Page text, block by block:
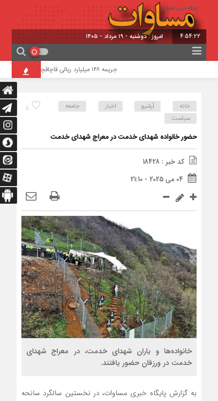
4:54:22 امروز : دوشنبه - ۱۹ مرداد - ۱۴۰۵
جریمه ۱۴۸ میلیارد ریالی قاچاقچیان شمش نقره در شبستر
5 خانه آرشیو اخبار
جامعه
سیاست
حضور خانواده شهدای خدمت در معراج شهدای خدمت
کد خبر : 18428
04 می 2025 - 21:10
خانواده‌ها و یاران شهدای خدمت، در معراج شهدای
خدمت در ورزقان حضور یافتند.
به گزارش پایگاه خبری مساوات، در نخستین سالگرد سانحه